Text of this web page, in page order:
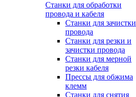
Станки для обработки
провода и кабеля
Станки для зачистки
провода
Станки для резки и
зачистки провода
Станки для мерной
резки кабеля
Прессы для обжима
клемм
Станки для снятия